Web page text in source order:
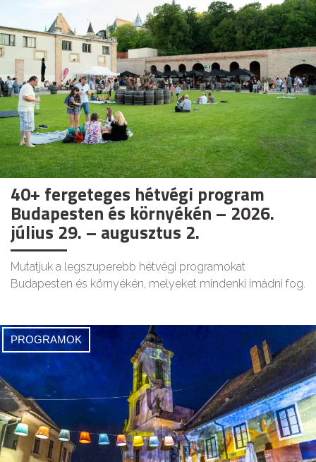
40+ fergeteges hétvégi program
Budapesten és környékén – 2026.
július 29. – augusztus 2.
Mutatjuk a legszuperebb hétvégi programokat
Budapesten és környékén, melyeket mindenki imádni fog.
PROGRAMOK